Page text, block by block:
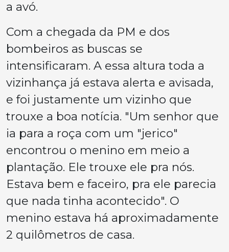
a avó.
Com a chegada da PM e dos
bombeiros as buscas se
intensificaram. A essa altura toda a
vizinhança já estava alerta e avisada,
e foi justamente um vizinho que
trouxe a boa notícia. "Um senhor que
ia para a roça com um "jerico"
encontrou o menino em meio a
plantação. Ele trouxe ele pra nós.
Estava bem e faceiro, pra ele parecia
que nada tinha acontecido". O
menino estava há aproximadamente
2 quilômetros de casa.